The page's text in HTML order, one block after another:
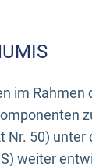
im Rahmen
Nr. 50)
weiter